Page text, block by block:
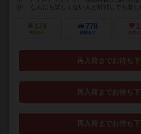
が、 なんにも詳しくない人と対戦しても楽し
174
興味あり
778
経験あり お気に
再入荷までお待ち
再入荷までお待ち
再入荷までお待ち